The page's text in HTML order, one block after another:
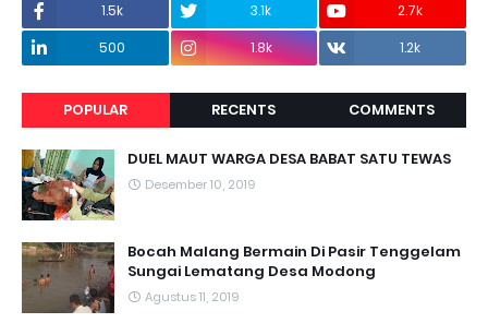
1.5k 3.1k
2.7k
500
1.8k 1.2k
POPULAR RECENTS COMMENTS
DUEL MAUT WARGA DESA BABAT SATU TEWAS
Desember 10, 2019
Bocah Malang Bermain Di Pasir Tenggelam
Sungai Lematang Desa Modong
Agustus 11, 2019